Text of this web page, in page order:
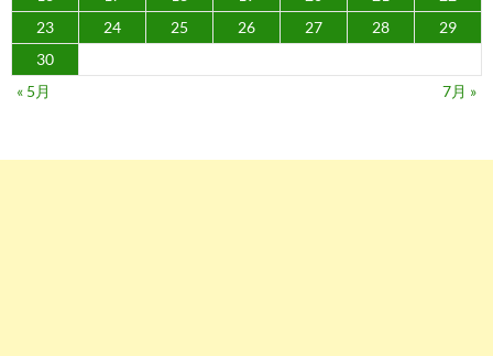
23
24 25 26 27 28
29
30
« 5月
7月 »